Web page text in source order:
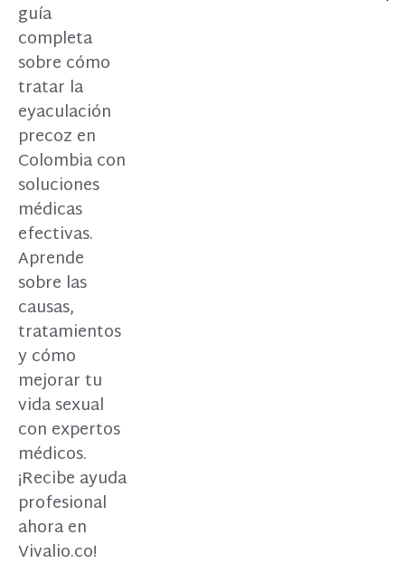
guía
completa
sobre cómo
tratar la
eyaculación
precoz en
Colombia con
soluciones
médicas
efectivas.
Aprende
sobre las
causas,
tratamientos
y cómo
mejorar tu
vida sexual
con expertos
médicos.
¡Recibe ayuda
profesional
ahora en
Vivalio.co!